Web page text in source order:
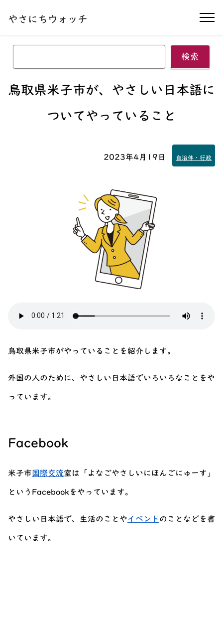
やさにちウォッチ ナ
検索
鳥取県米子市が、やさしい日本語に
ついてやっていること
2023年4月19日 自治体・行政
鳥取県米子市がやっていることを紹介します。
外国の人のために、やさしい日本語でいろいろなことをや
っています。
Facebook
米子市 国際交流室は「よなごやさしいにほんごにゅーす」
というFacebookをやっています。
やさしい日本語で、生活のことやイベント のことなどを書
いています。